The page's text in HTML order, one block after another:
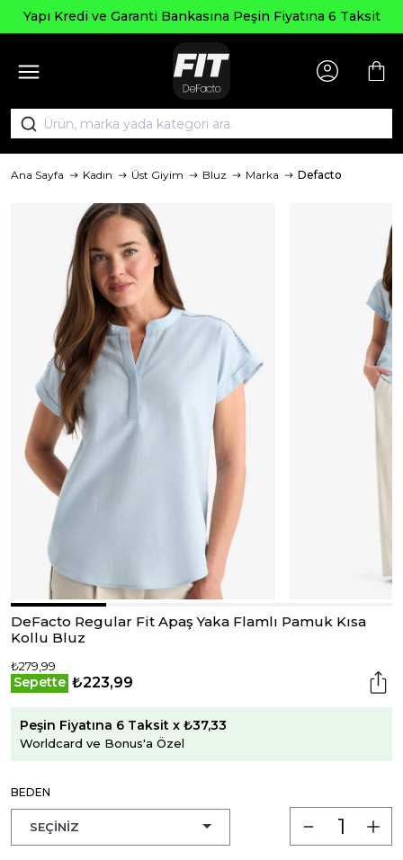
Yapı Kredi ve Garanti Bankasına Peşin Fiyatına 6 Taksit
Ana Sayfa Kadın Üst Giyim Bluz Marka Defacto
DeFacto Regular Fit Apaş Yaka Flamlı Pamuk Kısa
Kollu Bluz
₺279,99
Sepette ₺223,99
Peşin Fiyatına 6 Taksit x ₺37,33
Worldcard ve Bonus'a Özel
BEDEN